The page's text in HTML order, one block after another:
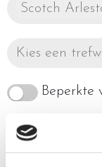
Scotch
Kies een
Beperkte